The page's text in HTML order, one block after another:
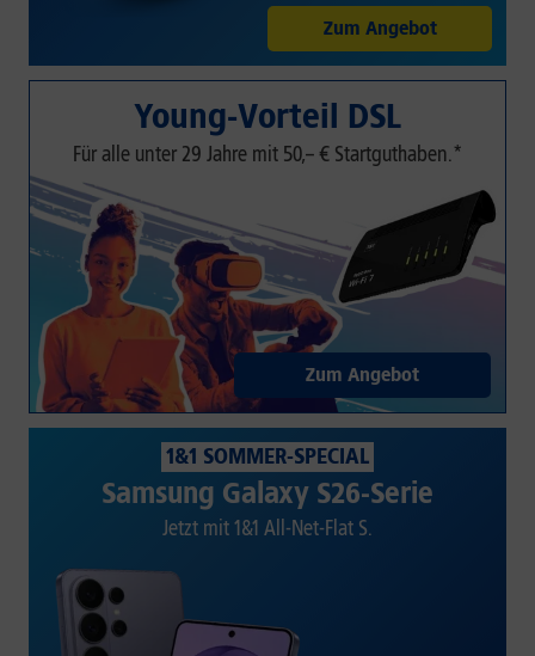
Zum Angebot
Young-Vorteil DSL
Für alle unter 29 Jahre mit 50,– € Startguthaben.*
Zum Angebot
1&1 SOMMER-SPECIAL
Samsung Galaxy S26-Serie
Jetzt mit 1&1 All-Net-Flat S.